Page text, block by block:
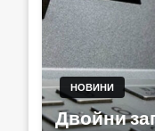
НОВИНИ
Двойни